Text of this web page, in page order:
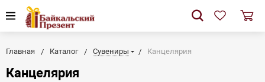
Главная Каталог Сувениры Канцелярия
Канцелярия